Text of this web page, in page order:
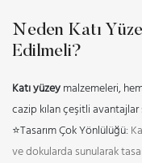
Neden Katı
Edilmeli?
Katı yüzeymalzemeleri,
cazip kılan çeşitli avantajlar
⭐Tasarım Çok Yönlülüğü:
ve dokularda sunularak